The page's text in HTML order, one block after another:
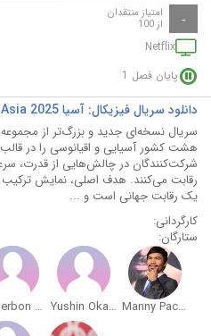
- امتیاز منتقدان
از 100
Netflix
پایان فصل 1
دانلود سریال فیزیکال: آسیا Physical: Asia 2025
هشت کشور آسیایی و اقیانوسی را در
شرکت‌کنندگان در چالش‌هایی از قدرت،
رقابت می‌کنند. هدف اصلی، نمایش
یک رقابت جهانی است و ...
کارگردانی:
ستارگان:
Manny Pacquiao
Yushin Okami
Superbon Banchamek